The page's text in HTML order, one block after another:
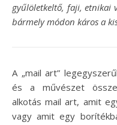
gyűlöletkeltő, faji, etnikai
bármely módon káros a
A „mail art”
és a művészet
alkotás mail art, amit
vagy amit egy